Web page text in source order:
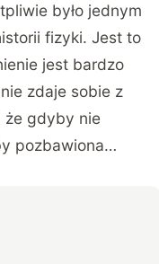
było jednym
fizyki. Jest to
jest bardzo
zdaje sobie z
że gdyby nie
pozbawiona…